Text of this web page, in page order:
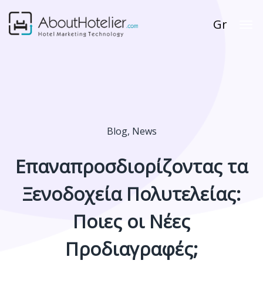
Gr
Blog, News
Επαναπροσδιορίζοντας τα
Ξενοδοχεία Πολυτελείας:
Ποιες οι Νέες
Προδιαγραφές;